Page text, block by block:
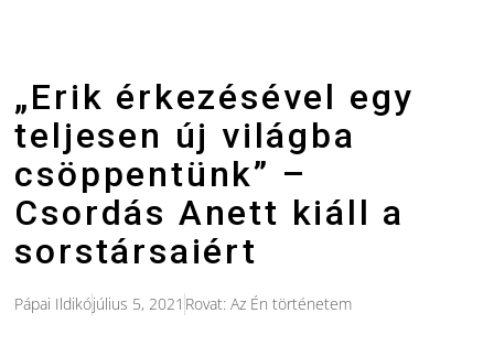
„Erik érkezésével egy
teljesen új világba
csöppentünk” –
Csordás Anett kiáll a
sorstársaiért
Pápai Ildikójúlius 5, 2021 Rovat:Az Én történetem